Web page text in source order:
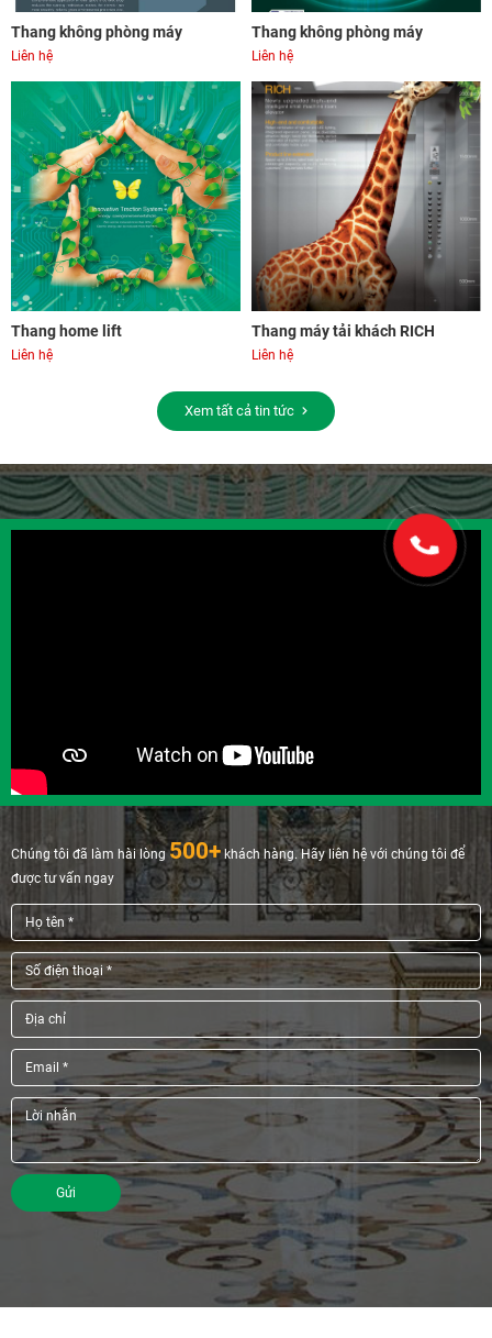
Thang không phòng máy
Liên hệ
Thang không phòng máy
Liên hệ
Thang home lift
Liên hệ
Thang máy tải khách RICH
Liên hệ
Xem tất cả tin tức
Chúng tôi đã làm hài lòng500+ khách hàng. Hãy liên hệ với chúng tôi để
được tư vấn ngay
Gửi